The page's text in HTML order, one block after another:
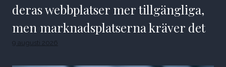
deras webbplatser mer tillgängliga,
men marknadsplatserna kräver det
9 augusti 2026